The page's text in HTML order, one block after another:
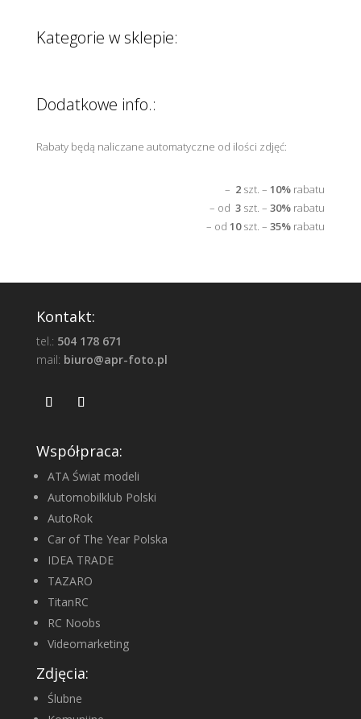
Kategorie w sklepie:
Dodatkowe info.:
Rabaty będą naliczane automatyczne od ilości zdjęć:
– 2 szt. –10% rabatu
– od3 szt. –30% rabatu
– od10szt. –35% rabatu
Kontakt:
tel.: 504 178 671
mail: biuro@apr-foto.pl
Współpraca:
ATA Świat modeli
Automobilklub Polski
AutoRok
Car of The Year Polska
IDEA TRADE
TAZARO
TitanRC
RC Noobs
Videomarketing
Zdjęcia:
Ślubne